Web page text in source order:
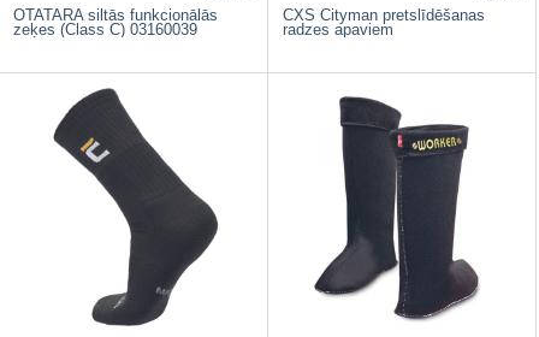
OTATARA siltās funkcionālās
zeķes (Class C) 03160039
CXS Cityman pretslīdēšanas
radzes apaviem